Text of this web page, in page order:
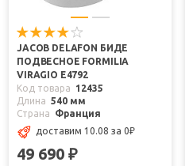
JACOB DELAFON БИДЕ
ПОДВЕСНОЕ FORMILIA
VIRAGIO E4792
Код товара
12435
Длина 540 мм
Страна
Франция
доставим 10.08 за 0₽
49 690 ₽